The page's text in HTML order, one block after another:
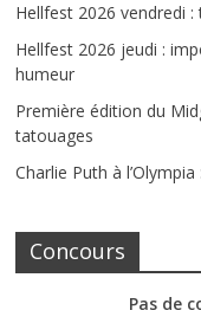
Hellfest 2026 vendredi
Hellfest 2026 jeudi :
humeur
Première édition du
tatouages
Charlie Puth à
Concours
Pas de